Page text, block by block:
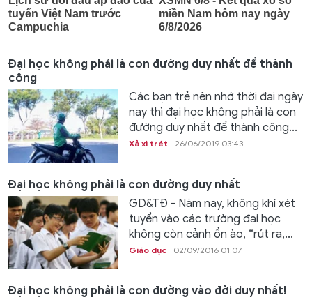
Đại học không phải là con đường duy nhất để thành
công
Các bạn trẻ nên nhớ thời đại ngày
nay thì đại học không phải là con
đường duy nhất để thành công...
Xả xì trét 26/06/2019 03:43
Đại học không phải là con đường duy nhất
GD&TĐ - Năm nay, không khí xét
tuyển vào các trường đại học
không còn cảnh ồn ào, “rút ra,...
Giáo dục 02/09/2016 01:07
Đại học không phải là con đường vào đời duy nhất!